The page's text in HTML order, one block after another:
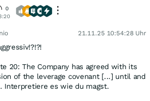
0
21.11.25 10:54:28 Uhr
20: The Company has agreed with its
of the leverage covenant [...] until and
Interpretiere es wie du magst.